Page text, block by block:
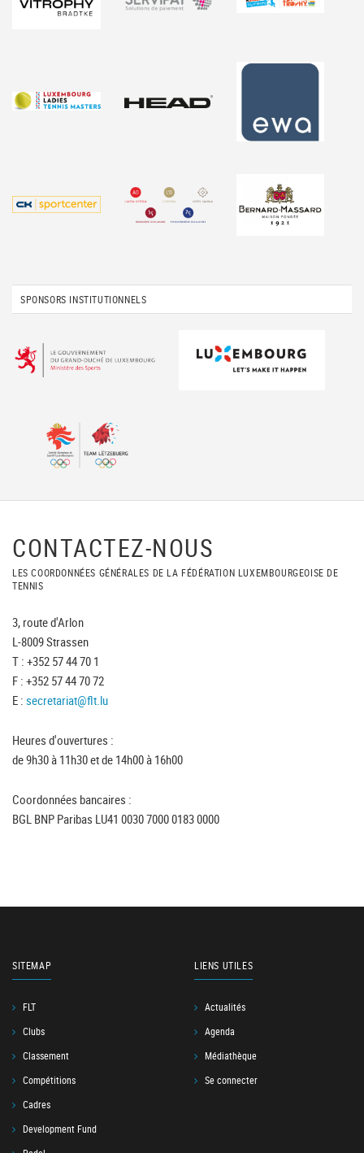
SPONSORS INSTITUTIONNELS
CONTACTEZ-NOUS
LES COORDONNÉES GÉNÉRALES DE LA FÉDÉRATION LUXEMBOURGEOISE DE
TENNIS
3, route d'Arlon
L-8009 Strassen
T : +352 57 44 70 1
F : +352 57 44 70 72
E : secretariat@flt.lu
Heures d'ouvertures :
de 9h30 à 11h30 et de 14h00 à 16h00
Coordonnées bancaires :
BGL BNP Paribas LU41 0030 7000 0183 0000
SITEMAP
FLT
Clubs
Classement
Compétitions
Cadres
Development Fund
LIENS UTILES
Actualités
Agenda
Médiathèque
Se connecter